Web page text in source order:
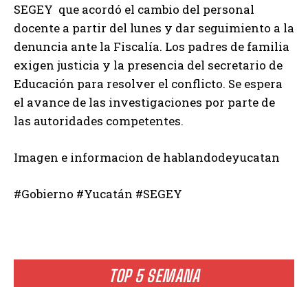
TOP 5 SEMANA
SEGEY que acordó el cambio del personal
docente a partir del lunes y dar seguimiento a la
denuncia ante la Fiscalía. Los padres de familia
exigen justicia y la presencia del secretario de
Educación para resolver el conflicto. Se espera
el avance de las investigaciones por parte de
las autoridades competentes.
Imagen e informacion de hablandodeyucatan
#Gobierno #Yucatán #SEGEY